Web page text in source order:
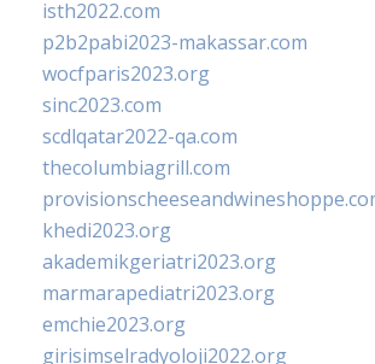
isth2022.com
p2b2pabi2023-makassar.com
wocfparis2023.org
sinc2023.com
scdlqatar2022-qa.com
thecolumbiagrill.com
khedi2023.org
akademikgeriatri2023.org
marmarapediatri2023.org
emchie2023.org
girisimselradyoloji2022.org